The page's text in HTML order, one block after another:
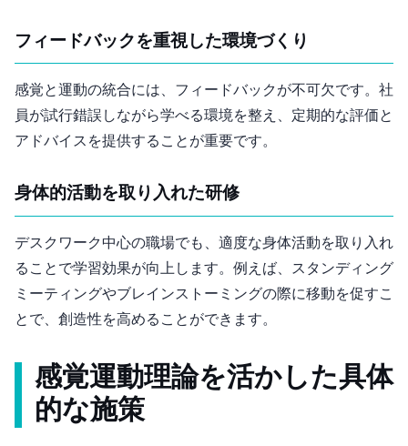
3. フィードバックを重視した環境づくり
感覚と運動の統合には、フィードバックが不可欠です。社
員が試行錯誤しながら学べる環境を整え、定期的な評価と
アドバイスを提供することが重要です。
4. 身体的活動を取り入れた研修
デスクワーク中心の職場でも、適度な身体活動を取り入れ
ることで学習効果が向上します。例えば、スタンディング
ミーティングやブレインストーミングの際に移動を促すこ
とで、創造性を高めることができます。
感覚運動理論を活かした具体
的な施策